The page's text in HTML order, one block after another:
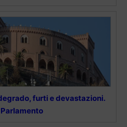
furti e devastazioni.